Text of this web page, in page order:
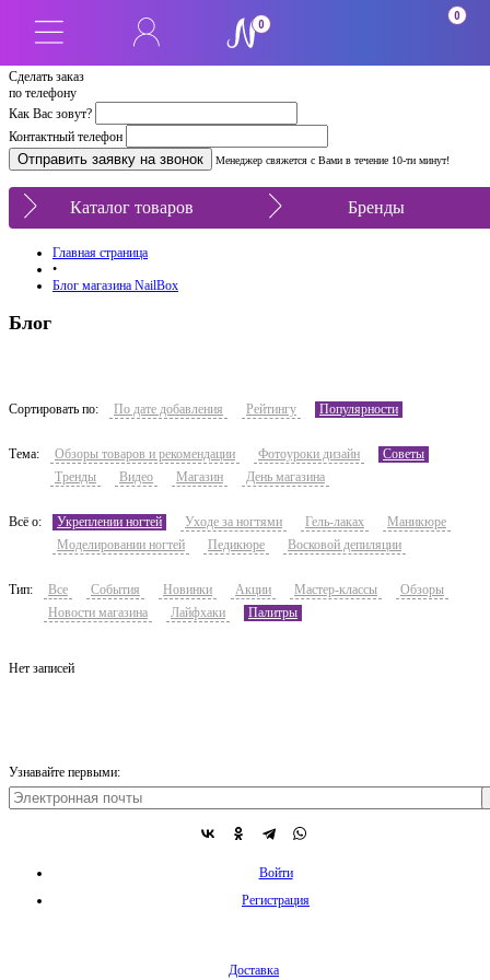
Сделать заказ
по телефону
Как Вас зовут?
Контактный телефон
Менеджер свяжется с Вами в течение 10-ти минут!
0
0
Каталог товаров Бренды
Главная страница
•
Блог магазина NailBox
Блог
Сортировать по: По дате добавления Рейтингу Популярности
Тема: Обзоры товаров и рекомендации Фотоуроки дизайн
Советы
Тренды
Видео Магазин День магазина
Всё о: Укреплении ногтей Уходе за ногтями Гель-лаках
Маникюре
Моделировании ногтей
Педикюре Восковой депиляции
Тип: Все События Новинки Акции Мастер-классы
Обзоры
Новости магазина
Лайфхаки Палитры
Нет записей
Узнавайте первыми:
Войти
Регистрация
Доставка